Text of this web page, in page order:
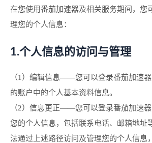
在您使用番茄加速器及相关服务期间，您
理您的个人信息：
1.个人信息的访问与管理
（1）编辑信息——您可以登录番茄加速
的账户中的个人基本资料信息。
（2）信息更正——您可以登录番茄加速
您的个人信息，包括联系电话、邮箱地址
法通过上述路径访问及管理您的个人信息